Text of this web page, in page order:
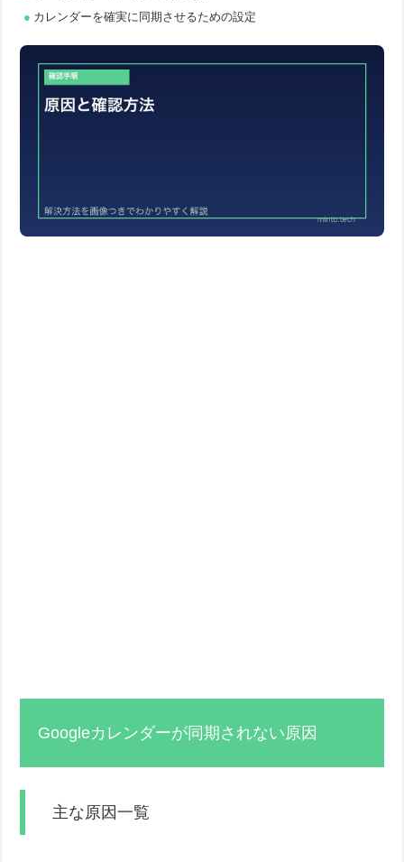
カレンダーを確実に同期させるための設定
Googleカレンダーが同期されない原因
主な原因一覧